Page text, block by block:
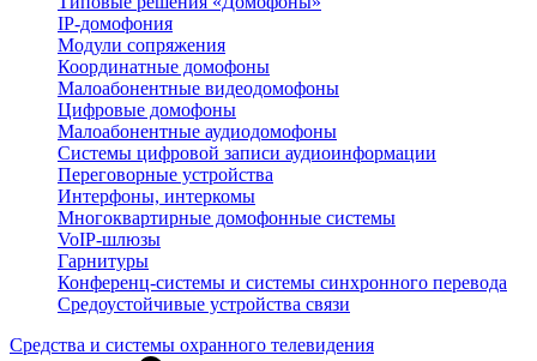
IP-домофония
Модули сопряжения
Координатные домофоны
Малоабонентные видеодомофоны
Цифровые домофоны
Малоабонентные аудиодомофоны
Системы цифровой записи аудиоинформации
Переговорные устройства
Интерфоны, интеркомы
Многоквартирные домофонные системы
VoIP-шлюзы
Гарнитуры
Конференц-системы и системы синхронного перевода
Средоустойчивые устройства связи
Средства и системы охранного телевидения